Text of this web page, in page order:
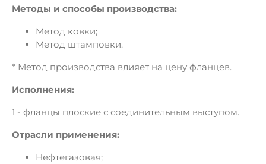
Методы и способы производства:
Метод ковки;
Метод штамповки.
* Метод производства влияет на цену фланцев.
Исполнения:
1 - фланцы плоские с соединительным выступом.
Отрасли применения:
Нефтегазовая;